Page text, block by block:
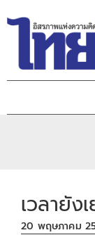
เวลายัง
20 พฤษภาคม